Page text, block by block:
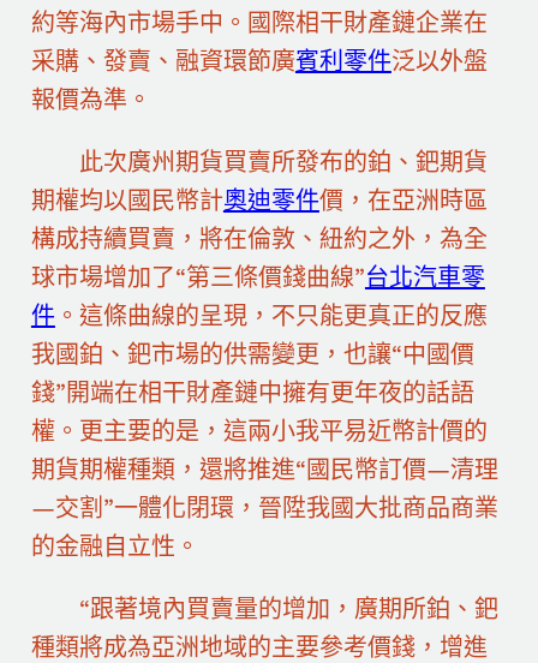
約等海內市場手中。國際相干財產鏈企業在
采購、發賣、融資環節廣賓利零件泛以外盤
報價為準。
此次廣州期貨買賣所發布的鉑、鈀期貨
期權均以國民幣計奧迪零件價，在亞洲時區
構成持續買賣，將在倫敦、紐約之外，為全
球市場增加了“第三條價錢曲線”台北汽車零
件 。這條曲線的呈現，不只能更真正的反應
我國鉑、鈀市場的供需變更，也讓“中國價
錢”開端在相干財產鏈中擁有更年夜的話語
權。更主要的是，這兩小我平易近幣計價的
期貨期權種類，還將推進“國民幣訂價—清理
—交割”一體化閉環，晉陞我國大批商品商業
的金融自立性。
“跟著境內買賣量的增加，廣期所鉑、鈀
種類將成為亞洲地域的主要參考價錢，增進